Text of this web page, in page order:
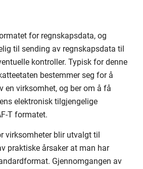
for regnskapsdata, og
til sending av regnskapsdata til
kontroller. Typisk for denne
bestemmer seg for å
en virksomhet, og ber om å få
elektronisk tilgjengelige
T formatet.
virksomheter blir utvalgt til
praktiske årsaker at man har
Gjennomgangen av